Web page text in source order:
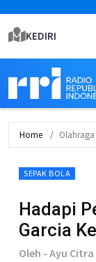
KEDIRI
Home Olahraga
SEPAK BOLA
Hadapi
Garcia
Oleh - Ayu Citra